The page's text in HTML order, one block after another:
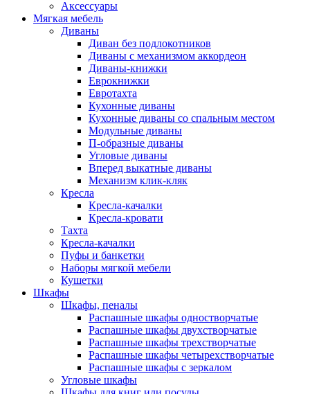
Аксессуары
Мягкая мебель
Диваны
Диван без подлокотников
Диваны с механизмом аккордеон
Диваны-книжки
Еврокнижки
Евротахта
Кухонные диваны
Кухонные диваны со спальным местом
Модульные диваны
П-образные диваны
Угловые диваны
Вперед выкатные диваны
Механизм клик-кляк
Кресла
Кресла-качалки
Кресла-кровати
Тахта
Кресла-качалки
Пуфы и банкетки
Наборы мягкой мебели
Кушетки
Шкафы
Шкафы, пеналы
Распашные шкафы одностворчатые
Распашные шкафы двухстворчатые
Распашные шкафы трехстворчатые
Распашные шкафы четырехстворчатые
Распашные шкафы с зеркалом
Угловые шкафы